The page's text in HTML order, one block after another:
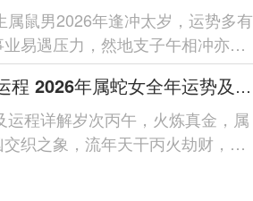
鼠男2026年逢冲太岁，运势多有
易遇压力，然地支子午相冲亦激
夫妻宫动婚...
2026年属蛇女的运势及运程 2026年属蛇女全年运势及运程
程详解岁次丙午，火炼真金，属
织之象，流年天干丙火劫财，地